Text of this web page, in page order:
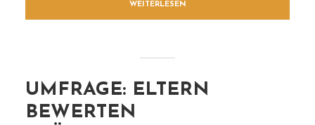
WEITERLESEN
UMFRAGE: ELTERN
BEWERTEN